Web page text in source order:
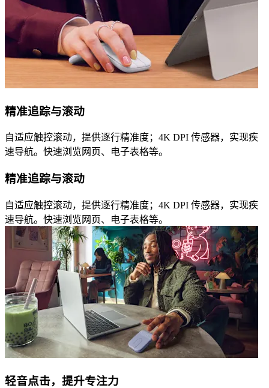
精准追踪与滚动
自适应触控滚动，提供逐行精准度；4K DPI 传感器，实现疾
速导航。快速浏览网页、电子表格等。
精准追踪与滚动
自适应触控滚动，提供逐行精准度；4K DPI 传感器，实现疾
速导航。快速浏览网页、电子表格等。
轻音点击，提升专注力